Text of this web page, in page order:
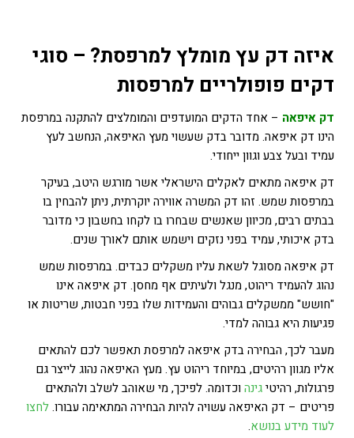
איזה דק עץ מומלץ למרפסת? – סוגי
דקים פופולריים למרפסות
דק איפאה – אחד הדקים המועדפים והמומלצים להתקנה במרפסת
הינו דק איפאה. מדובר בדק שעשוי מעץ האיפאה, הנחשב לעץ
עמיד ובעל צבע וגוון ייחודי.
דק איפאה מתאים לאקלים הישראלי אשר מורגש היטב, בעיקר
במרפסות שמש. זהו דק המשרה אווירה יוקרתית, ניתן להבחין בו
בבתים רבים, מכיוון שאנשים שבחרו בו לקחו בחשבון כי מדובר
בדק איכותי, עמיד בפני נזקים וישמש אותם לאורך שנים.
דק איפאה מסוגל לשאת עליו משקלים כבדים. במרפסות שמש
נהוג להעמיד ריהוט, מנגל ולעיתים אף מחסן. דק איפאה אינו
"חושש" ממשקלים גבוהים והעמידות שלו בפני חבטות, שריטות או
פגיעות היא גבוהה למדי.
מעבר לכך, הבחירה בדק איפאה למרפסת תאפשר לכם להתאים
אליו מגוון רהיטים, במיוחד ריהוט עץ. מעץ האיפאה נהוג לייצר גם
פרגולות, רהיטיגינהוכדומה. לפיכך, מי שאוהב לשלב ולהתאים
פריטים – דק האיפאה עשויה להיות הבחירה המתאימה עבורו.לחצו
לעוד מידע בנושא.